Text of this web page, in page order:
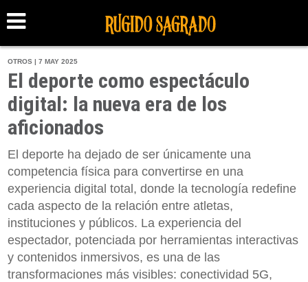
OTROS | 7 MAY 2025
El deporte como espectáculo
digital: la nueva era de los
aficionados
El deporte ha dejado de ser únicamente una
competencia física para convertirse en una
experiencia digital total, donde la tecnología redefine
cada aspecto de la relación entre atletas,
instituciones y públicos. La experiencia del
espectador, potenciada por herramientas interactivas
y contenidos inmersivos, es una de las
transformaciones más visibles: conectividad 5G,